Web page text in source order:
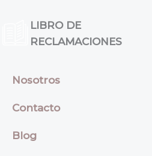
LIBRO DE
RECLAMACIONES
Nosotros
Contacto
Blog